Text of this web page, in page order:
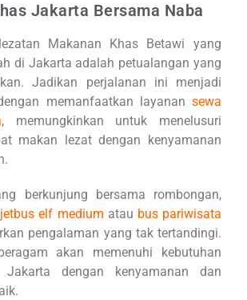
Jakarta Bersama Naba
Makanan Khas Betawi yang
di Jakarta adalah petualangan yang
Jadikan perjalanan ini menjadi
memanfaatkan layanan sewa
, memungkinkan untuk menelusuri
makan lezat dengan kenyamanan
berkunjung bersama rombongan,
jetbus elf medium atau bus pariwisata
pengalaman yang tak tertandingi.
akan memenuhi kebutuhan
dengan kenyamanan dan